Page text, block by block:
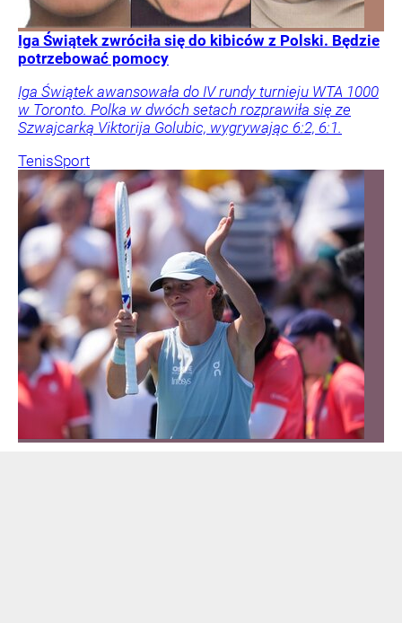
Iga Świątek zwróciła się do kibiców z Polski. Będzie
potrzebować pomocy
Iga Świątek awansowała do IV rundy turnieju WTA 1000
w Toronto. Polka w dwóch setach rozprawiła się ze
Szwajcarką Viktorija Golubic, wygrywając 6:2, 6:1.
TenisSport